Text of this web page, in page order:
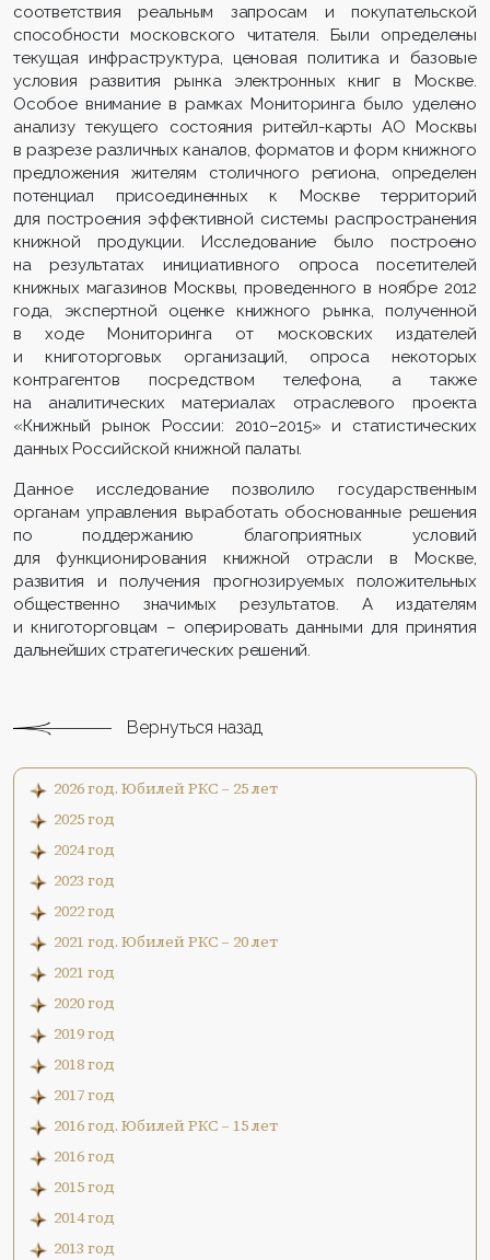
соответствия реальным запросам и покупательской
способности московского читателя. Были определены
текущая инфраструктура, ценовая политика и базовые
условия развития рынка электронных книг в Москве.
Особое внимание в рамках Мониторинга было уделено
анализу текущего состояния ритейл-карты АО Москвы
в разрезе различных каналов, форматов и форм книжного
предложения жителям столичного региона, определен
потенциал присоединенных к Москве территорий
для построения эффективной системы распространения
книжной продукции. Исследование было построено
на результатах инициативного опроса посетителей
книжных магазинов Москвы, проведенного в ноябре 2012
года, экспертной оценке книжного рынка, полученной
в ходе Мониторинга от московских издателей
и книготорговых организаций, опроса некоторых
контрагентов посредством телефона, а также
на аналитических материалах отраслевого проекта
«Книжный рынок России: 2010–2015» и статистических
данных Российской книжной палаты.
Данное исследование позволило государственным
органам управления выработать обоснованные решения
по поддержанию благоприятных условий
для функционирования книжной отрасли в Москве,
развития и получения прогнозируемых положительных
общественно значимых результатов. А издателям
и книготорговцам – оперировать данными для принятия
дальнейших стратегических решений.
Вернуться назад
2026 год. Юбилей РКС – 25 лет
2025 год
2024 год
2023 год
2022 год
2021 год. Юбилей РКС – 20 лет
2021 год
2020 год
2019 год
2018 год
2017 год
2016 год. Юбилей РКС – 15 лет
2016 год
2015 год
2014 год
2013 год